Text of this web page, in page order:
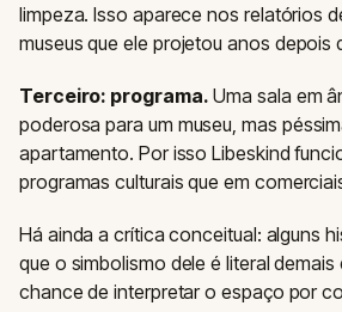
limpeza. Isso aparece nos relatórios
museus que ele projetou anos depois
Terceiro: programa. Uma sala em
poderosa para um museu, mas
apartamento. Por isso Libeskind
programas culturais que em
Há ainda a crítica conceitual: alguns
que o simbolismo dele é literal
chance de interpretar o espaço por